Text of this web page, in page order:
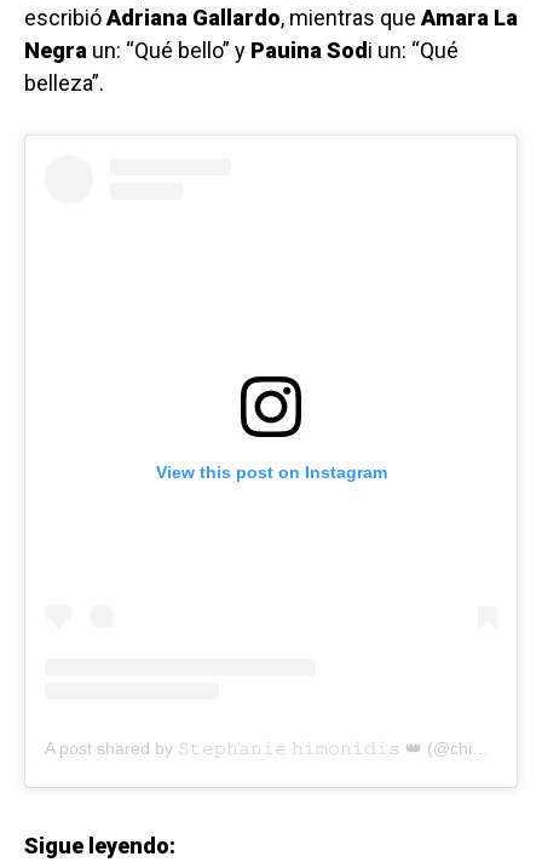
escribióAdriana Gallardo, mientras queAmara La
Negra un: “Qué bello” y Pauina Sodi un: “Qué
belleza”.
View this post on Instagram
Sigue leyendo: